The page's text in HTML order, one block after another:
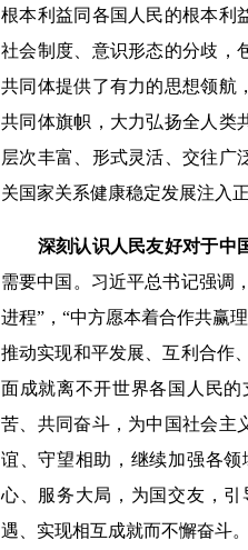
根本利益同各国人民的根本利
社会制度、意识形态的分歧，
共同体提供了有力的思想领航
共同体旗帜，大力弘扬全人类
层次丰富、形式灵活、交往广
关国家关系健康稳定发展注入正
深刻认识人民友好对于中
需要中国。习近平总书记强调
进程”，“中方愿本着合作共赢
推动实现和平发展、互利合作
面成就离不开世界各国人民
苦、共同奋斗，为中国社会主
谊、守望相助，继续加强各
心、服务大局，为国交友，
遇、实现相互成就而不懈奋斗。